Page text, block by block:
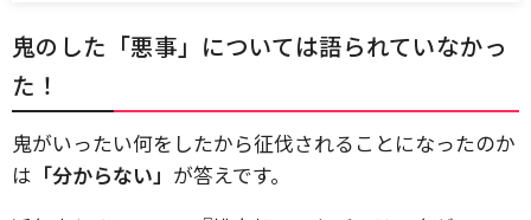
鬼のした「悪事」については語られていなかっ
た！
鬼がいったい何をしたから征伐されることになったのか
は 「分からない」 が答えです。